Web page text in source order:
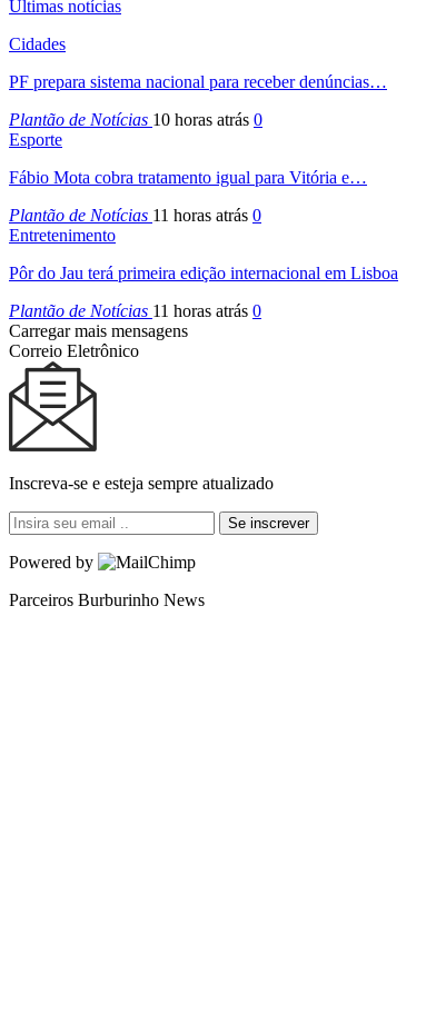
Últimas notícias
Cidades
PF prepara sistema nacional para receber denúncias…
Plantão de Notícias 10 horas atrás 0
Esporte
Fábio Mota cobra tratamento igual para Vitória e…
Plantão de Notícias 11 horas atrás 0
Entretenimento
Pôr do Jau terá primeira edição internacional em Lisboa
Plantão de Notícias 11 horas atrás 0
Carregar mais mensagens
Correio Eletrônico
Inscreva-se e esteja sempre atualizado
Se inscrever
Powered by
Parceiros Burburinho News